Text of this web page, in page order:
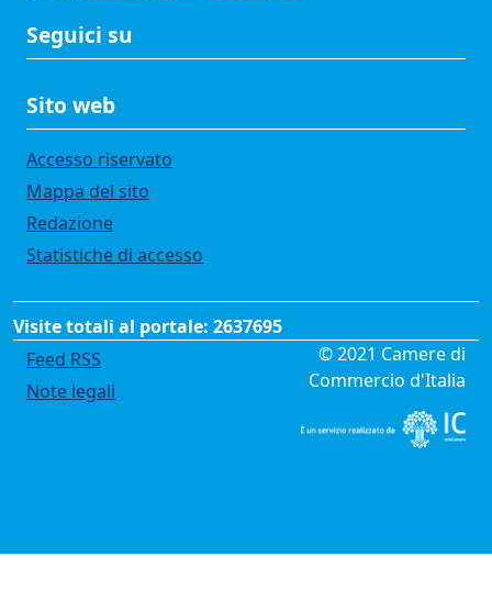
Seguici su
Sito web
Accesso riservato
Mappa del sito
Redazione
Statistiche di accesso
Visite totali al portale: 2637695
Menù privacy
Feed RSS
Note legali
© 2021 Camere di
Commercio d'Italia